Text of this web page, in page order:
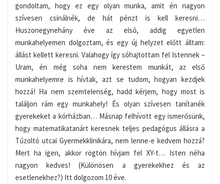
gondoltam, hogy ez egy olyan munka, amit én nagyon
szívesen csinálnék, de hát pénzt is kell keresni…
Huszonegynehány éve az első, addig egyetlen
munkahelyemen dolgoztam, és egy új helyzet előtt álltam:
állást kellett keresni. Valahogy így sóhajtottam fel Istennek –
Uram, én még soha nem kerestem munkát, az első
munkahelyemre is hívtak, azt se tudom, hogyan kezdjek
hozzá! Ha nem szemtelenség, hadd kérjem, hogy most is
találjon rám egy munkahely! És olyan szívesen tanítanék
gyerekeket a kórházban… Másnap felhívott egy ismerősünk,
hogy matematikatanárt keresnek teljes pedagógus állásra a
Tűzoltó utcai Gyermekklinikára, nem lenne-e kedvem hozzá?
Mert ha igen, akkor rögtön hívjam fel XY-t… Isten néha
nagyon kedves! (Különösen a gyerekekhez és az
esetlenekhez?) Itt dolgozom 10 éve.